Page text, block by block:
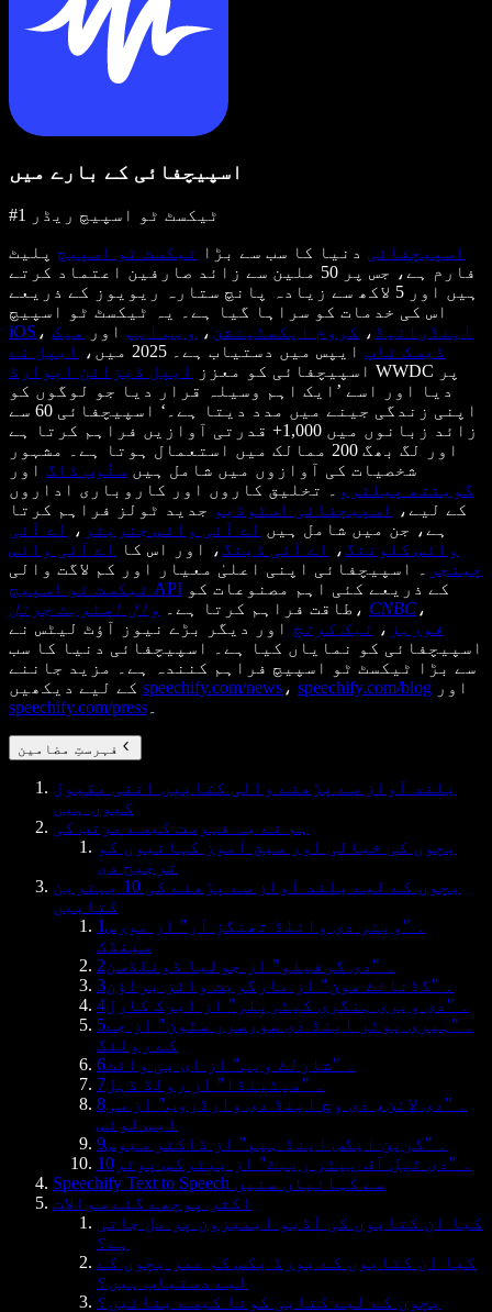
اسپیچفائی کے بارے میں
#1 ٹیکسٹ ٹو اسپیچ ریڈر
اسپیچفائی دنیا کا سب سے بڑا ٹیکسٹ ٹو اسپیچ پلیٹ
فارم ہے، جس پر 50 ملین سے زائد صارفین اعتماد کرتے
ہیں اور 5 لاکھ سے زیادہ پانچ ستارہ ریویوز کے ذریعے
اس کی خدمات کو سراہا گیا ہے۔ یہ ٹیکسٹ ٹو اسپیچ
iOS ، اینڈرائیڈ ، کروم ایکسٹینشن ، ویب ایپ اور
میک
ڈیسک ٹاپ ایپس میں دستیاب ہے۔ 2025 میں،
ایپل نے
اسپیچفائی کو معزز
ایپل ڈیزائن ایوارڈ
WWDC پر
دیا اور اسے ’ایک اہم وسیلہ قرار دیا جو لوگوں کو
اپنی زندگی جینے میں مدد دیتا ہے۔‘ اسپیچفائی 60 سے
زائد زبانوں میں 1,000+ قدرتی آوازیں فراہم کرتا ہے
اور لگ بھگ 200 ممالک میں استعمال ہوتا ہے۔ مشہور
شخصیات کی آوازوں میں شامل ہیں سنُوپ ڈاگ اور
گوینتھ پیلٹرو
۔ تخلیق کاروں اور کاروباری اداروں
کے لیے،
اسپیچفائی اسٹوڈیو جدید ٹولز فراہم کرتا
ہے، جن میں شامل ہیں اے آئی وائس جنریٹر ،
اے آئی
وائس کلوننگ، اے آئی ڈبنگ، اور اس کا
اے آئی وائس
چینجر
۔ اسپیچفائی اپنی اعلیٰ معیار اور کم لاگت والی
ٹیکسٹ ٹو اسپیچ API
طاقت فراہم کرتا ہے۔
وال اسٹریٹ جرنل ، CNBC ،
فوربز ، ٹیک کرنچ اور دیگر بڑے نیوز آؤٹ لیٹس نے
اسپیچفائی کو نمایاں کیا ہے۔ اسپیچفائی دنیا کا سب
سے بڑا ٹیکسٹ ٹو اسپیچ فراہم کنندہ ہے۔ مزید جاننے
speechify.com/news ، speechify.com/blog اور
speechify.com/press
فہرستِ مضامین
بلند آواز سے پڑھنے والی کتابیں اتنی مقبول
کیوں ہیں
ہم نے یہ فہرست کیسے مرتب کی
بچوں کی خیالی اور سبق آموز کہانیوں کو
ترجیح دی
بچوں کے لیے بلند آواز سے پڑھنے کی 10 بہترین
کتابیں
1۔ "ویئر دی وائلڈ تھنگز آر" از مورس
سینڈک
2۔ "دی گرفیلو" از جولیا ڈونلڈسن
3۔ "گڈنائٹ مون" از مارگریٹ وائز براؤن
4۔ "دی ویری ہنگری کیٹرپلر" از ایرک کارل
5۔ "ہیری پوٹر اینڈ دی سورسرر سٹون" از جے
کے رولنگ
6۔ "شارلٹ ویب" از ای بی وائٹ
7۔ "میٹیلڈا" از رولڈ ڈہل
8۔ "دی لائن، دی وچ اینڈ دی وارڈروب" از سی
ایس لوئس
9۔ "گرین ایگس اینڈ ہیم" از ڈاکٹر سیوس
10۔ "دی ٹیل آف پیٹر ریبٹ" از بیٹرکس پوٹر
Speechify Text to Speech سے کہانیاں سنیں
اکثر پوچھے گئے سوالات
کیا ان کتابوں کی آڈیو ایمیزون پر مل جاتی
ہے؟
کیا ان کتابوں کے بورڈ بکس کم عمر بچوں کے
لیے دستیاب ہیں؟
بچوں کے لیے کتابی کونا کیسے بنائیں؟